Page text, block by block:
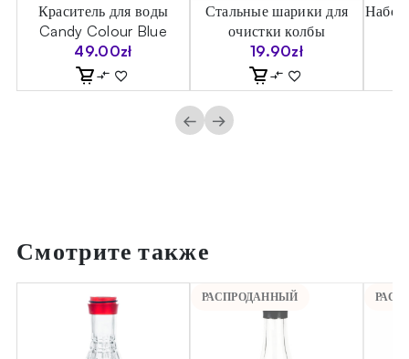
Краситель для воды
Candy Colour Blue
49.00zł
Стальные шарики для
очистки колбы
19.90zł
Набор
← →
Смотрите также
РАСПРОДАННЫЙ